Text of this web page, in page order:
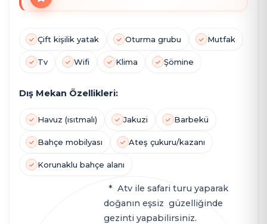
Çift kişilik yatak Oturma grubu Mutfak
Tv Wifi Klima Şömine
Dış Mekan Özellikleri:
Havuz (ısıtmalı) Jakuzi Barbekü
Bahçe mobilyası Ateş çukuru/kazanı
Korunaklu bahçe alanı
* Atv ile safari turu yaparak
doğanın eşsiz güzelliğinde
gezinti yapabilirsiniz.